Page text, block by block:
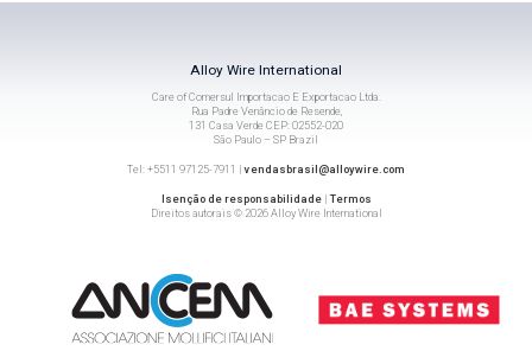
Alloy Wire International
Care of Comersul Importacao E Exportacao Ltda.
Rua Padre Venâncio de Resende,
131 Casa Verde CEP: 02552-020
São Paulo – SP Brazil
Tel: +5511 97125-7911 |vendasbrasil@alloywire.com
Isenção de responsabilidade|Termos
Direitos autorais © 2026 Alloy Wire International